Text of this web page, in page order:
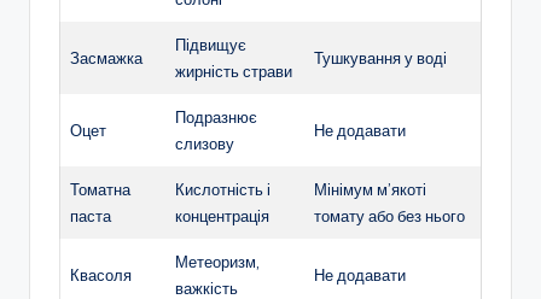
Засмажка
Підвищує
жирність страви
Тушкування у воді
Оцет
Подразнює
слизову
Не додавати
Томатна
паста
Кислотність і
концентрація
Мінімум м’якоті
томату або без нього
Квасоля
Метеоризм,
важкість
Не додавати